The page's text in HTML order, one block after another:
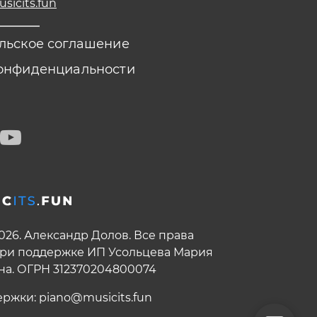
соглашение
Александр Долов. Все права
поддержке ИП Усольцева Мария
ОГРН 312370204800074
piano@musicits.fun